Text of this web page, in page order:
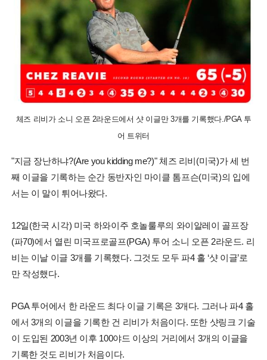
체즈 리비가 소니 오픈 2라운드에서 샷 이글만 3개를 기록했다./PGA 투
어 트위터
"지금 장난하냐?(Are you kidding me?)" 체즈 리비(미국)가 세 번
째 이글을 기록하는 순간 동반자인 마이클 톰프슨(미국)의 입에
서는 이 말이 튀어나왔다.
12일(한국 시각) 미국 하와이주 호놀룰루의 와이알레이 골프장
(파70)에서 열린 미국프로골프(PGA) 투어 소니 오픈 2라운드. 리
비는 이날 이글 3개를 기록했다. 그것도 모두 파4 홀 ‘샷 이글’로
만 작성했다.
PGA 투어에서 한 라운드 최다 이글 기록은 3개다. 그러나 파4 홀
에서 3개의 이글을 기록한 건 리비가 처음이다. 또한 샷링크 기술
이 도입된 2003년 이후 100야드 이상의 거리에서 3개의 이글을
기록한 것도 리비가 처음이다.